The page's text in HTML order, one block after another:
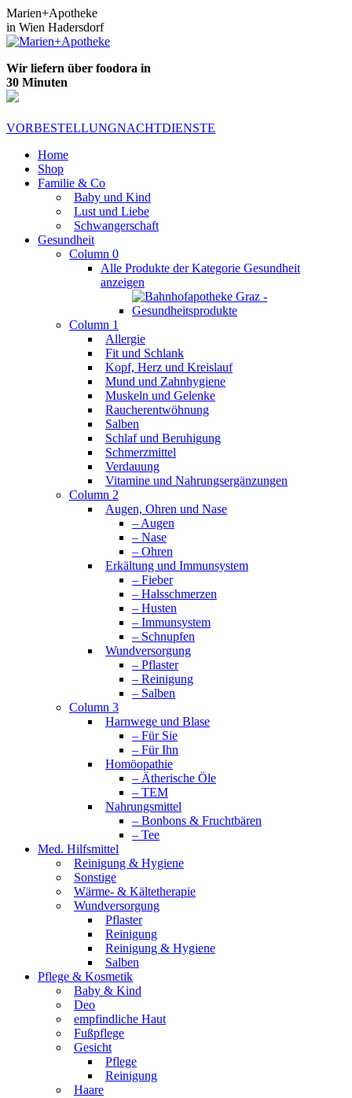
Zum
Inhalt
springen
Marien+Apotheke
in Wien Hadersdorf
Wir liefern über foodora in
30 Minuten
VORBESTELLUNGNACHTDIENSTE
Home
Shop
Familie & Co
Baby und Kind
Lust und Liebe
Schwangerschaft
Gesundheit
Column 0
Alle Produkte der Kategorie Gesundheit
anzeigen
Column 1
Allergie
Fit und Schlank
Kopf, Herz und Kreislauf
Mund und Zahnhygiene
Muskeln und Gelenke
Raucherentwöhnung
Salben
Schlaf und Beruhigung
Schmerzmittel
Verdauung
Vitamine und Nahrungsergänzungen
Column 2
Augen, Ohren und Nase
– Augen
– Nase
– Ohren
Erkältung und Immunsystem
– Fieber
– Halsschmerzen
– Husten
– Immunsystem
– Schnupfen
Wundversorgung
– Pflaster
– Reinigung
– Salben
Column 3
Harnwege und Blase
– Für Sie
– Für Ihn
Homöopathie
– Ätherische Öle
– TEM
Nahrungsmittel
– Bonbons & Fruchtbären
– Tee
Med. Hilfsmittel
Reinigung & Hygiene
Sonstige
Wärme- & Kältetherapie
Wundversorgung
Pflaster
Reinigung
Reinigung & Hygiene
Salben
Pflege & Kosmetik
Baby & Kind
Deo
empfindliche Haut
Fußpflege
Gesicht
Pflege
Reinigung
Haare